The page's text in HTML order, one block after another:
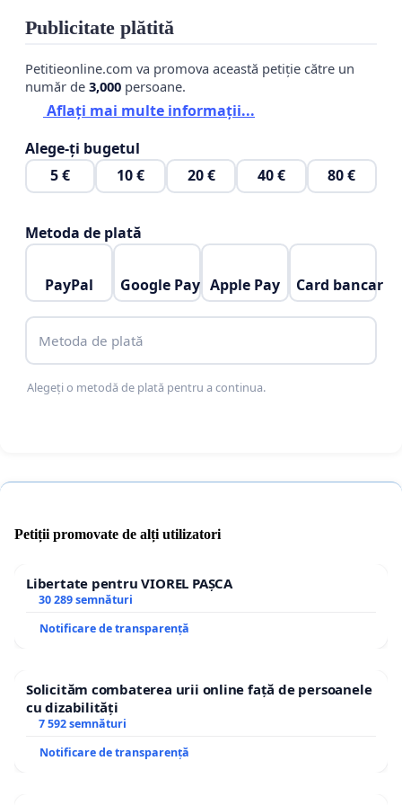
Publicitate plătită
Petitieonline.com va promova această petiție către un
număr de 3,000 persoane.
Aflați mai multe informații...
Alege-ți bugetul
5 €
10 € 20 € 40 € 80 €
Metoda de plată
PayPal Google Pay Apple Pay Card bancar
Metoda de plată
Alegeți o metodă de plată pentru a continua.
Petiții promovate de alți utilizatori
Libertate pentru VIOREL PAȘCA
30 289 semnături
Notificare de transparență
Solicităm combaterea urii online față de persoanele
cu dizabilități
7 592 semnături
Notificare de transparență